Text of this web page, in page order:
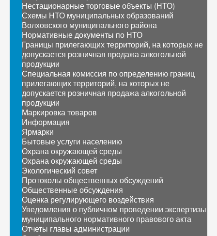
Нестационарные торговые объекты (НТО)
Схемы НТО муниципальных образований
Волховского муниципального района
Нормативные документы по НТО
Границы прилегающих территорий, на которых не
допускается розничная продажа алкогольной
продукции
Специальная комиссия по определению границ
прилегающих территорий, на которых не
допускается розничная продажа алкогольной
продукции
Маркировка товаров
Информация
Ярмарки
Бытовые услуги населению
Охрана окружающей среды
Охрана окружающей среды
Экологический совет
Протоколы общественных обсуждений
Общественные обсуждения
Оценка регулирующего воздействия
Уведомления о публичном проведении экспертизы
муниципального нормативного правового акта
Отчеты главы администрации